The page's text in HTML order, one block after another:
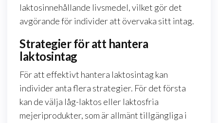
laktosinnehållande livsmedel, vilket gör det
avgörande för individer att övervaka sitt intag.
Strategier för att hantera
laktosintag
För att effektivt hantera laktosintag kan
individer anta flera strategier. För det första
kan de välja låg-laktos eller laktosfria
mejeriprodukter, som är allmänt tillgängliga i